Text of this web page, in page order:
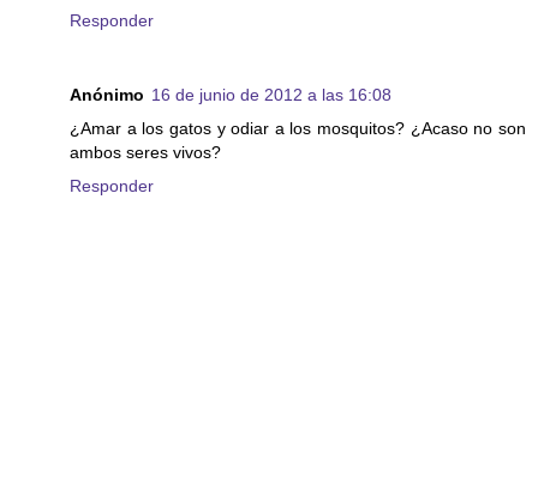
Responder
Anónimo 16 de junio de 2012 a las 16:08
¿Amar a los gatos y odiar a los mosquitos? ¿Acaso no son
ambos seres vivos?
Responder